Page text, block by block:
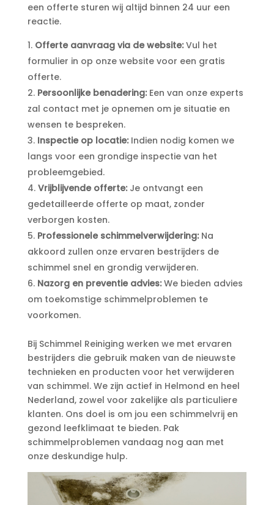
een offerte sturen wij altijd binnen 24 uur een
reactie.​
Offerte aanvraag via de website:Vul het
formulier in op onze website voor een gratis
offerte.​
Persoonlijke benadering:Een van onze experts
zal contact met je opnemen om je situatie en
wensen te bespreken.​
Inspectie op locatie:Indien nodig komen we
langs voor een grondige inspectie van het
probleemgebied.​
Vrijblijvende offerte:Je ontvangt een
gedetailleerde offerte op maat, zonder
verborgen kosten.​
Professionele schimmelverwijdering:Na
akkoord zullen onze ervaren bestrijders de
schimmel snel en grondig verwijderen.​
Nazorg en preventie advies:We bieden advies
om toekomstige schimmelproblemen te
voorkomen.​
Bij Schimmel Reiniging werken we met ervaren
bestrijders die gebruik maken van de nieuwste
technieken en producten voor het verwijderen
van schimmel.​ We zijn actief in Helmond en heel
Nederland, zowel voor zakelijke als particuliere
klanten.​ Ons doel is om jou een schimmelvrij en
gezond leefklimaat te bieden.​ Pak
schimmelproblemen vandaag nog aan met
onze deskundige hulp.​